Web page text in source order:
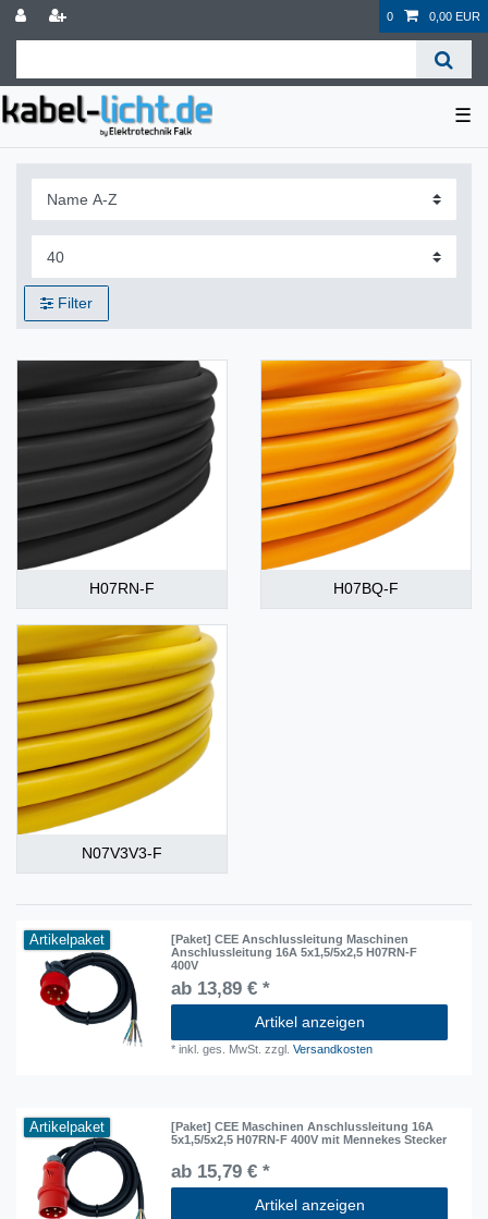
0 0,00 EUR
☰
Filter
H07RN-F H07BQ-F
N07V3V3-F
Artikelpaket
[Paket] CEE Anschlussleitung Maschinen
Anschlussleitung 16A 5x1,5/5x2,5 H07RN-F
400V
ab 13,89 € *
Artikel anzeigen
*inkl. ges. MwSt. zzgl.Versandkosten
Artikelpaket
[Paket] CEE Maschinen Anschlussleitung 16A
5x1,5/5x2,5 H07RN-F 400V mit Mennekes Stecker
ab 15,79 € *
Artikel anzeigen